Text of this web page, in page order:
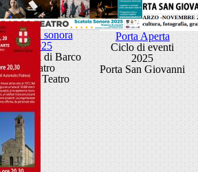
Porta Aperta
Ciclo di eventi
2025
Porta San Giovanni
Scatola sonora
2025
I concerti di Barco
Teatro
Barco Teatro